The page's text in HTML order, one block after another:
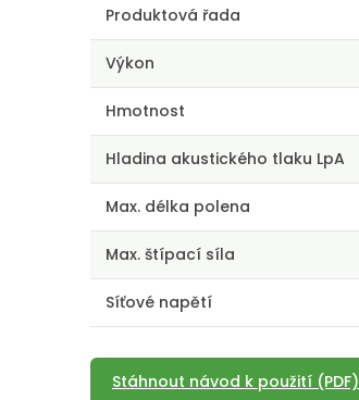
Produktová řada
Výkon
Hmotnost
Hladina akustického tlaku LpA
Max. délka polena
Max. štípací síla
Síťové napětí
Stáhnout návod k použití (PDF)